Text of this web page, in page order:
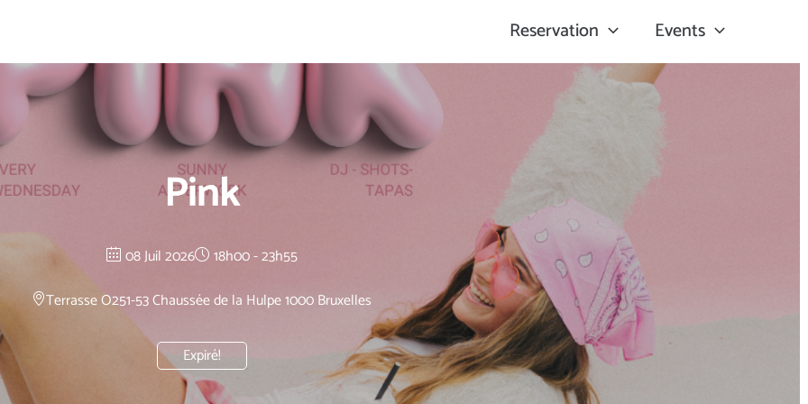
Reservation Events
Pink
08 Juil 2026
Expiré!
18h00 - 23h55
Terrasse O251-53 Chaussée de la Hulpe 1000 Bruxelles